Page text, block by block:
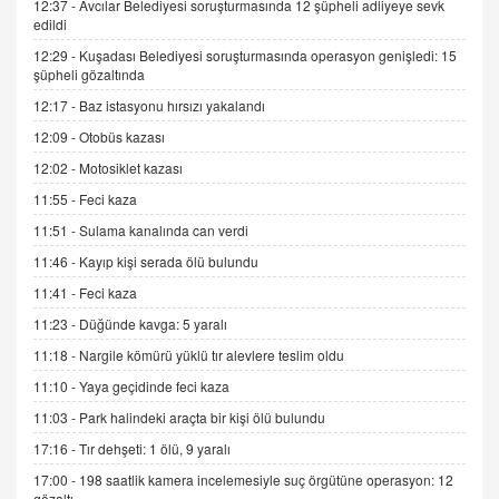
İNCİ GÜL AKÖL
Trump Keşke Adana'yı da Ziyaret Etse...
06.07.2026 13:00
ADEM AKÖL
Esed Destekçilerinin Yüzüne Vurulan Şamar:
Sednaya
11.12.2024 12:30
DR. EKREM ASLAN
Gerçek Ne, Algı Ne? "Beraber Yürüyoruz"
Cümlesinin Peşinden
19.07.2025 12:45
GÖNÜL MENEKŞE
Şifacının Yolu
04.11.2025 12:56
AV. RÜMEYSA ÖZKALE
12:37 -Avcılar Belediyesi soruşturmasında 12 şüpheli adliyeye sevk
edildi
12:29 - Kuşadası Belediyesi soruşturmasında operasyon genişledi: 15
şüpheli gözaltında
12:17 - Baz istasyonu hırsızı yakalandı
12:09 -Otobüs kazası
12:02 - Motosiklet kazası
11:55 - Feci kaza
11:51 -Sulama kanalında can verdi
11:46 - Kayıp kişi serada ölü bulundu
11:41 - Feci kaza
11:23 - Düğünde kavga: 5 yaralı
11:18 - Nargile kömürü yüklü tır alevlere teslim oldu
11:10 -Yaya geçidinde feci kaza
11:03 - Park halindeki araçta bir kişi ölü bulundu
17:16 -Tır dehşeti: 1 ölü, 9 yaralı
17:00 - 198 saatlik kamera incelemesiyle suç örgütüne operasyon: 12